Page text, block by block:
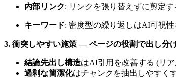
内部リンク: リンクを張り替えずに剪定
キーワード: 密度型の繰り返しはAI可視
3. 衝突しやすい施策 — ページの役割で出し分
結論先出し構造はAI引用を改善する (リ
過剰な簡潔化はチャンクを抽出しやすく